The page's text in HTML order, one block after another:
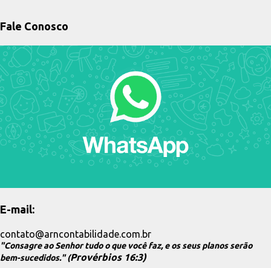
benfeitoria no solo ou subsolo 📌 3. Obrigatoriedade de inscrição
principal: 👉 Toda obra de construção civil deve ser inscrita no
CNO. Isso inclui (conforme o art. 2º): construção reforma
ampliação demolição qualquer intervenção em imóvel 💡
Tradução prática: Se existe uma obra com impacto físico no imóvel
→ a regra é cadastrar no CNO. ❌ Dispensas: 🚫 📌 Exceções (Art. 4º)
Aqui está o ponto mais importante: nem toda obra precisa de CNO.
🔹 Obras já dispensadas...
Fale Conosco
E-mail:
contato@arncontabilidade.com.br
"Consagre ao Senhor tudo o que você faz, e os seus planos serão
bem-sucedidos." (Provérbios 16:3)